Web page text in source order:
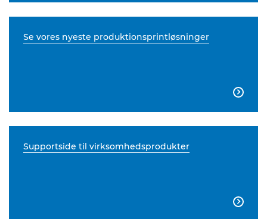
Se vores nyeste produktionsprintløsninger

Supportside til virksomhedsprodukter
